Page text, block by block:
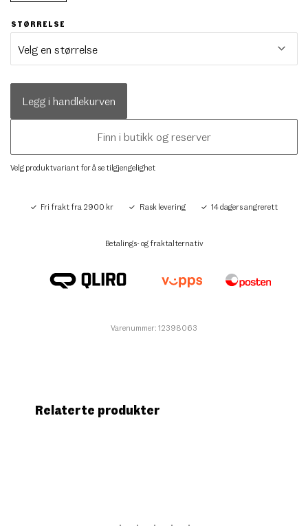
STØRRELSE
Legg i handlekurven
Finn i butikk og reserver
Velg produktvariant for å se tilgjengelighet
Fri frakt fra 2900 kr Rask levering 14 dagers angrerett
Betalings- og fraktalternativ
Varenummer: 12398063
Relaterte produkter